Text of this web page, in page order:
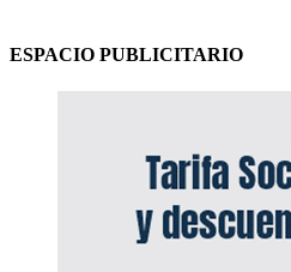
ESPACIO PUBLICITARIO